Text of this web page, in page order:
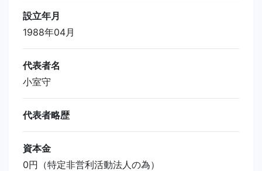
設立年月
1988年04月
代表者名
小室守
代表者略歴
資本金
0円（特定非営利活動法人の為）